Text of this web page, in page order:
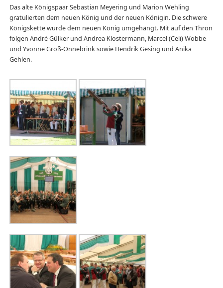
Das alte Königspaar Sebastian Meyering und Marion Wehling
gratulierten dem neuen König und der neuen Königin. Die schwere
Königskette wurde dem neuen König umgehängt. Mit auf den Thron
folgen André Gülker und Andrea Klostermann, Marcel (Celi) Wobbe
und Yvonne Groß-Onnebrink sowie Hendrik Gesing und Anika
Gehlen.